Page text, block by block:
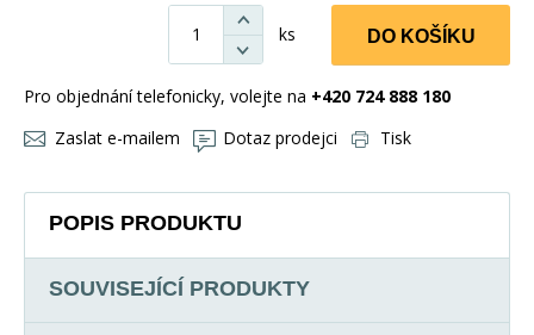
ks DO KOŠÍKU
Pro objednání telefonicky, volejte na +420 724 888 180
Zaslat e-mailem
Dotaz prodejci Tisk
POPIS PRODUKTU
SOUVISEJÍCÍ PRODUKTY